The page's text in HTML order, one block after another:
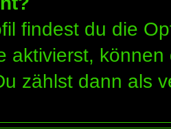
findest du die
aktivierst,
zählst dann als